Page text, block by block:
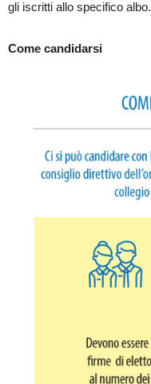
gli iscritti allo specifico albo.
Come candidarsi